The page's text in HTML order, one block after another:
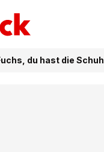
du hast die